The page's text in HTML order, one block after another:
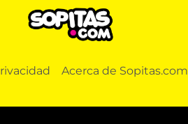
Acerca de Sopitas.com